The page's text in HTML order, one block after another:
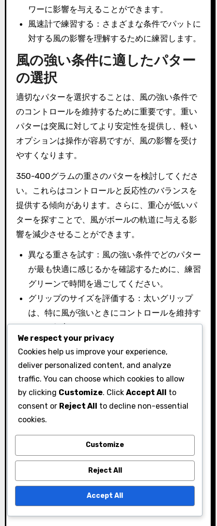
ワーに影響を与えることができます。
風速計で練習する：さまざまな条件でパットに
対する風の影響を理解するために練習します。
風の強い条件に適したパター
の選択
適切なパターを選択することは、風の強い条件で
のコントロールを維持するために重要です。重い
パターは突風に対してより安定性を提供し、軽い
オプションは操作が容易ですが、風の影響を受け
やすくなります。
350-400グラムの重さのパターを検討してくださ
い。これらはコントロールと反応性のバランスを
提供する傾向があります。さらに、重心が低いパ
ターを探すことで、風がボールの軌道に与える影
響を減少させることができます。
異なる重さを試す：風の強い条件でどのパター
が最も快適に感じるかを確認するために、練習
グリーンで時間を過ごしてください。
グリップのサイズを評価する：太いグリップ
は、特に風が強いときにコントロールを維持す
るのに役立ちます。
アライメントに集中する：パターのアライメン
ト補助が明確で見やすいことを確認してくださ
い。風は集中力を妨げる可能性があります。
関連記事
サンドウェッジでのチッピング：テクニックの
バックスピンでの運転: テクニックのバリエー
ション、クラブの選択、ボールの位置
傾斜のあるパッティング技術：パワーの適用、
グリーンスピード、ストロークの長さ
We respect your privacy
Cookies help us improve your experience,
deliver personalized content, and analyze
traffic. You can choose which cookies to allow
by clicking Customize. Click Accept All to
consent or Reject All to decline non-essential
cookies.
Customize
Reject All
Accept All